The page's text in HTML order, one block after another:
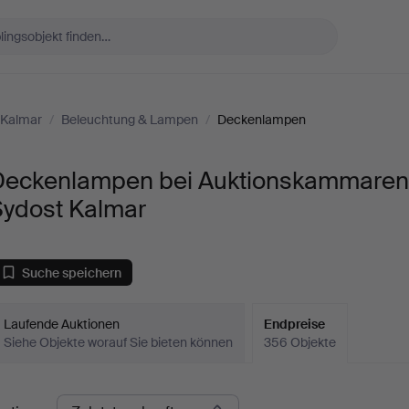
/ Beleuchtung & Lampen / Deckenlampen
bei Auktionskammaren
Kalmar
Suche speichern
Laufende Auktionen
Siehe Objekte worauf Sie bieten können
Endpreise
356 Objekte
Endpreise